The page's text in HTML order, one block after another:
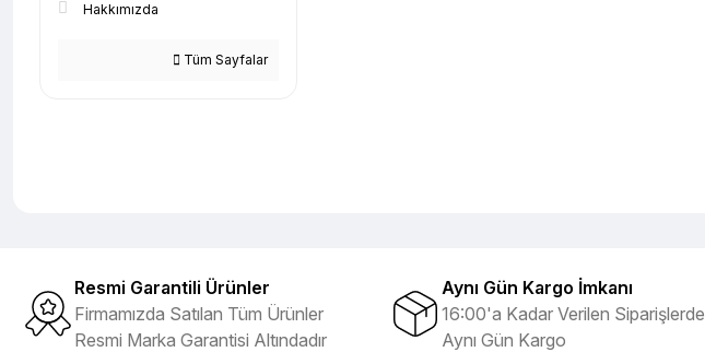
Hakkımızda
Tüm Sayfalar
Resmi Garantili Ürünler
Firmamızda Satılan Tüm Ürünler
Resmi Marka Garantisi Altındadır
Aynı Gün Kargo İmkanı
16:00'a Kadar Verilen Siparişlerde
Aynı Gün Kargo